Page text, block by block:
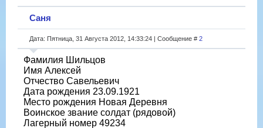
Саня
Дата: Пятница, 31 Августа 2012, 14:33:24 | Сообщение # 2
Фамилия Шильцов
Имя Алексей
Отчество Савельевич
Дата рождения 23.09.1921
Место рождения Новая Деревня
Воинское звание солдат (рядовой)
Лагерный номер 49234